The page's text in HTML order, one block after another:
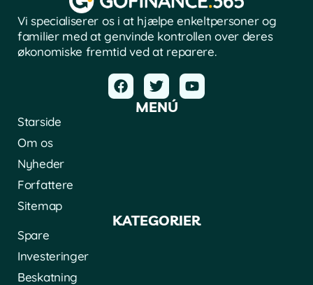
Vi specialiserer os i at hjælpe enkeltpersoner og
familier med at genvinde kontrollen over deres
økonomiske fremtid ved at reparere.
MENÚ
Starside
Om os
Nyheder
Forfattere
Sitemap
KATEGORIER
Spare
Investeringer
Beskatning